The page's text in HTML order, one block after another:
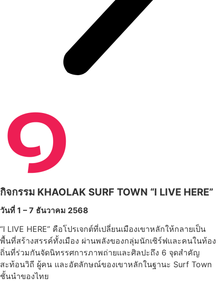
กิจกรรม KHAOLAK SURF TOWN “I LIVE HERE”
วันที่ 1 – 7 ธันวาคม 2568
“I LIVE HERE” คือโปรเจกต์ที่เปลี่ยนเมืองเขาหลักให้กลายเป็น
พื้นที่สร้างสรรค์ทั้งเมือง ผ่านพลังของกลุ่มนักเซิร์ฟและคนในท้อง
ถิ่นที่ร่วมกันจัดนิทรรศการภาพถ่ายและศิลปะถึง 6 จุดสำคัญ
สะท้อนวิถี ผู้คน และอัตลักษณ์ของเขาหลักในฐานะ Surf Town
ชั้นนำของไทย